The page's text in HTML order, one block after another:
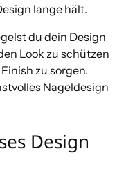
lange hält.
du dein Design
Look zu schützen
zu sorgen.
Nageldesign
Design